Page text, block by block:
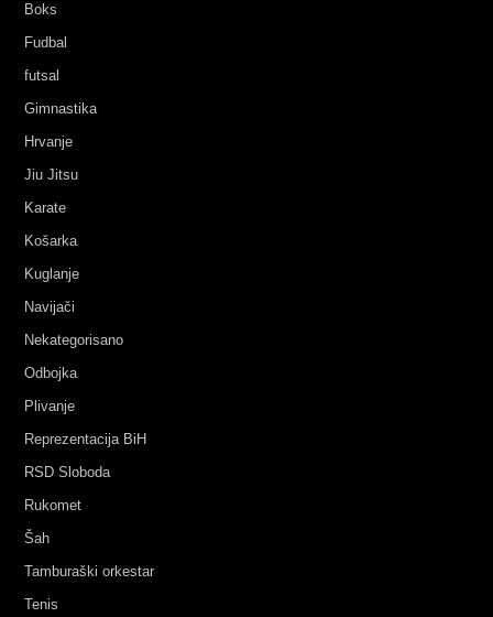
Boks
Fudbal
futsal
Gimnastika
Hrvanje
Jiu Jitsu
Karate
Košarka
Kuglanje
Navijači
Nekategorisano
Odbojka
Plivanje
Reprezentacija BiH
RSD Sloboda
Rukomet
Šah
Tamburaški orkestar
Tenis